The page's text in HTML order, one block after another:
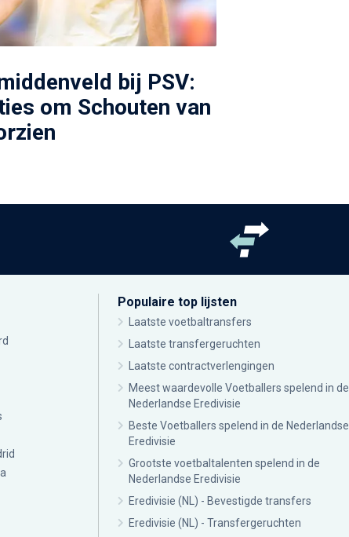
bij PSV:
om Schouten van
Populaire top lijsten
Laatste voetbaltransfers
Laatste transfergeruchten
Laatste contractverlengingen
Meest waardevolle Voetballers spelend in de
Nederlandse Eredivisie
Beste Voetballers spelend in de Nederlandse
Eredivisie
Grootste voetbaltalenten spelend in de
Nederlandse Eredivisie
Eredivisie (NL) - Bevestigde transfers
Eredivisie (NL) - Transfergeruchten